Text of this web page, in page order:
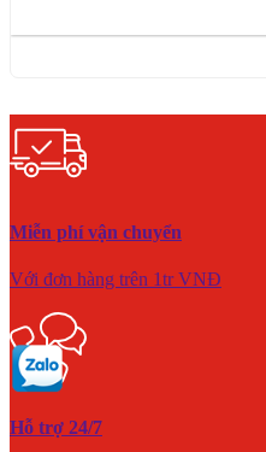
Miễn phí vận chuyển
Với đơn hàng trên 1tr VNĐ
Hỗ trợ 24/7